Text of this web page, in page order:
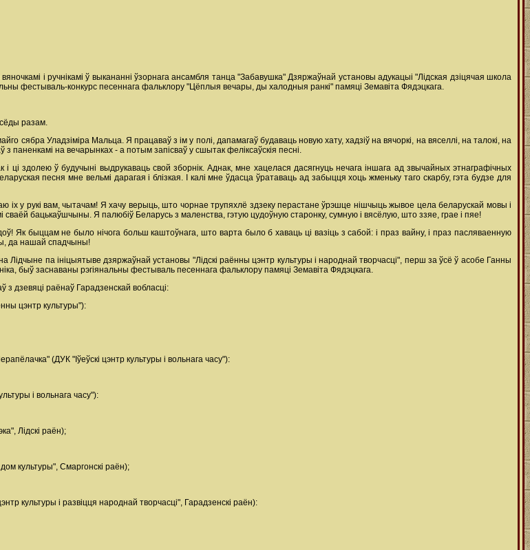
і ручнікамі ў выкананні ўзорнага ансамбля танца "Забавушка" Дзяржаўнай установы адукацыі "Лідская дзіцячая школа
фестываль-конкурс песеннага фальклору "Цёплыя вечары, ды халодныя ранкі" памяці Земавіта Фядэцкага.
разам.
сябра Уладзіміра Мальца. Я працаваў з ім у полі, дапамагаў будаваць новую хату, хадзіў на вячоркі, на вяселлі, на талокі, на
паненкамі на вечарынках - а потым запісваў у сшытак феліксаўскія песні.
і ці здолею ў будучыні выдрукаваць свой зборнік. Аднак, мне хацелася дасягнуць нечага іншага ад звычайных этнаграфічных
песня мне вельмі дарагая і блізкая. I калі мне ўдасца ўратаваць ад забыцця хоць жменьку таго скарбу, гэта будзе для
іх у рукі вам, чытачам! Я хачу верыць, што чорнае трупяхлё здзеку перастане ўрэшце нішчыць жывое цела беларускай мовы і
бацькаўшчыны. Я палюбіў Беларусь з маленства, гэтую цудоўную старонку, сумную і вясёлую, што ззяе, грае і пяе!
Як быццам не было нічога больш каштоўнага, што варта было б хаваць ці вазіць з сабой: і праз вайну, і праз пасляваенную
да нашай спадчыны!
па ініцыятыве дзяржаўнай установы "Лідскі раённы цэнтр культуры і народнай творчасці", перш за ўсё ў асобе Ганны
быў заснаваны рэгіянальны фестываль песеннага фальклору памяці Земавіта Фядэцкага.
з дзевяці раёнаў Гарадзенскай вобласці:
цэнтр культуры"):
(ДУК "Іўеўскі цэнтр культуры і вольнага часу"):
і вольнага часу"):
Лідскі раён);
культуры", Смаргонскі раён);
і развіцця народнай творчасці", Гарадзенскі раён):